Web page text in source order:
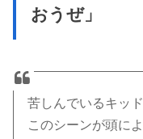
おうぜ」
苦しんでいるキッ
このシーンが頭に